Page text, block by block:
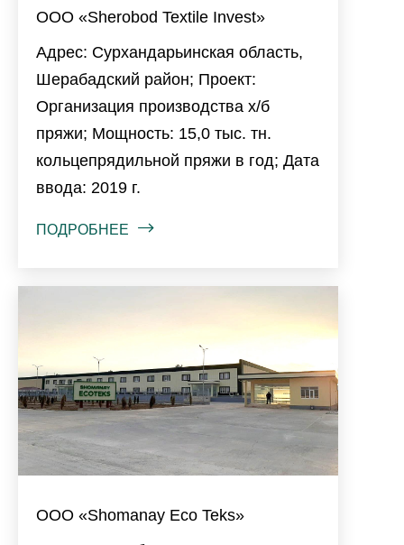
ООО «Sherobod Textile Invest»
Адрес: Сурхандарьинская область,
Шерабадский район; Проект:
Организация производства х/б
пряжи; Мощность: 15,0 тыс. тн.
кольцепрядильной пряжи в год; Дата
ввода: 2019 г.
ПОДРОБНЕЕ
ООО «Shomanay Eco Teks»